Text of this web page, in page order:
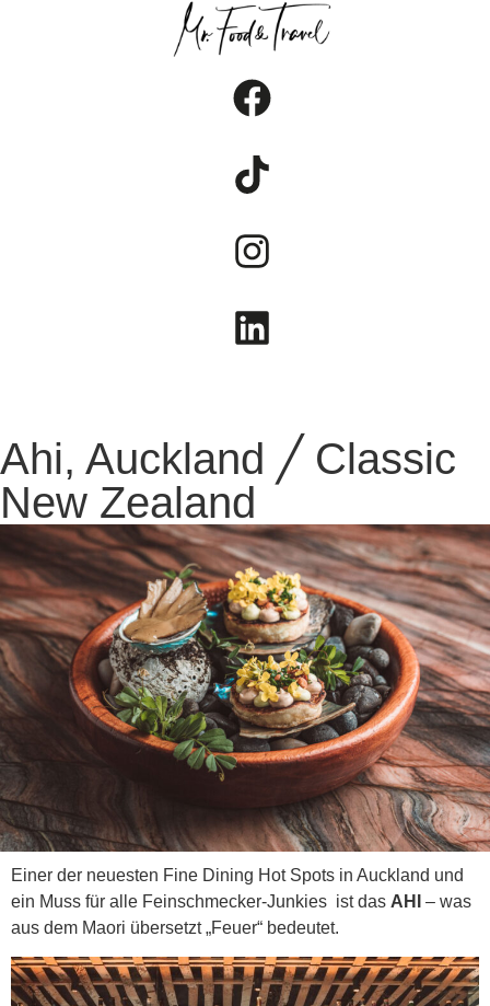
Ahi, Auckland ╱ Classic
New Zealand
Einer der neuesten Fine Dining Hot Spots in Auckland und
ein Muss für alle Feinschmecker-Junkies ist das AHI
– was
aus dem Maori übersetzt „Feuer“ bedeutet.